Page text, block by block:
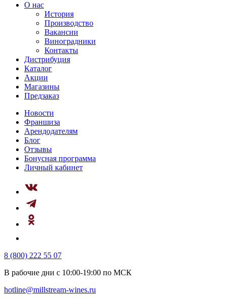
О нас
История
Производство
Вакансии
Виноградники
Контакты
Дистрибуция
Каталог
Акции
Магазины
Предзаказ
Новости
Франшиза
Арендодателям
Блог
Отзывы
Бонусная программа
Личный кабинет
8 (800) 222 55 07
В рабочие дни с 10:00-19:00 по МСК
hotline@millstream-wines.ru